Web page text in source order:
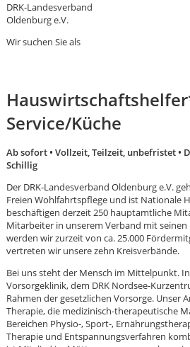
DRK-Landesverband
Oldenburg e.V.
Wir suchen Sie als
Service/Küche
Ab sofort • Vollzeit, Teilzeit, unbefristet •
Schillig
Der DRK-Landesverband Oldenburg e.V.
Freien Wohlfahrtspflege und ist Nationale
beschäftigen derzeit 250 hauptamtliche
Mitarbeiter in unserem Verband mit
werden wir zurzeit von ca. 25.000
vertreten wir unsere zehn Kreisverbände.
Bei uns steht der Mensch im Mittelpunkt.
Vorsorgeklinik, dem DRK Nordsee-
Rahmen der gesetzlichen Vorsorge. Unser
Therapie, die medizinisch-therapeutische
Bereichen Physio-, Sport-,
Therapie und Entspannungsverfahren
Karte